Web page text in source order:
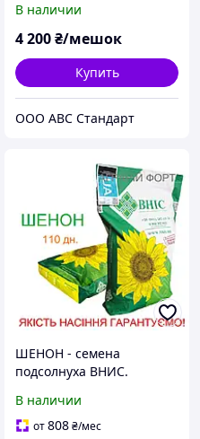
Евролайтинг Сантос Плюс
КЛ 47ц/га. Фракция
В наличии
4 200₴/мешок
Купить
ООО АВС Стандарт
ШЕНОН - семена
подсолнуха ВНИС.
подсолнечника под
гранстар. Оригинал
В наличии
от808₴/мес